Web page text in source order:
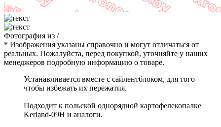
Фотография из /
* Изображения указаны справочно и могут отличаться от
реальных. Пожалуйста, перед покупкой, уточняйте у наших
менеджеров подробную информацию о товаре.
Устанавливается вместе с сайлентблоком, для того
чтобы избежать их пережатия.
Подходит к польской однорядной картофелекопалке
Kerland-09H и аналоги.